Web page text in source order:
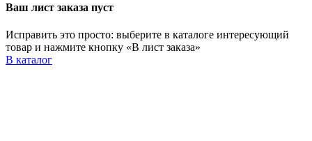
Ваш лист заказа пуст
Исправить это просто: выберите в каталоге интересующий
товар и нажмите кнопку «В лист заказа»
В каталог